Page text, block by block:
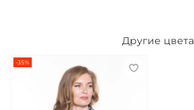
Другие цвета
-35%